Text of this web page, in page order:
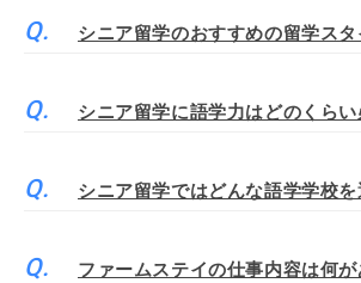
シニア留学のおすすめの留学スタ
シニア留学に語学力はどのくらい
シニア留学ではどんな語学学校を
ファームステイの仕事内容は何が